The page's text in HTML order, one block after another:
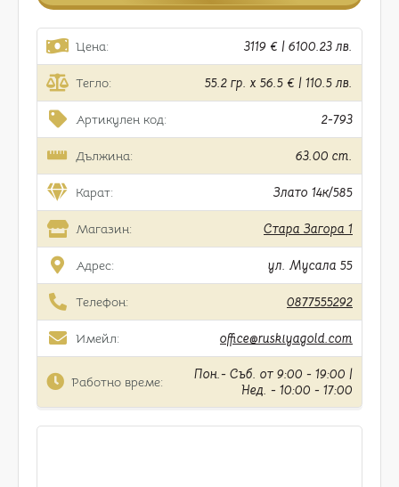
Цена: 3119 € | 6100.23 лв.
Тегло: 55.2 гр. x 56.5 € | 110.5 лв.
Артикулен код: 2-793
Дължина: 63.00 cm.
Карат: Злато 14к/585
Магазин: Стара Загора 1
Адрес: ул. Мусала 55
Телефон: 0877555292
Имейл: office@ruskiyagold.com
Работно време:
Пон.- Съб. от 9:00 - 19:00 |
Нед. - 10:00 - 17:00